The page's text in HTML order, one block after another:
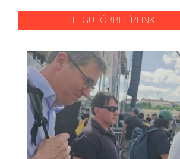
LEGUTÓBBI HÍREINK